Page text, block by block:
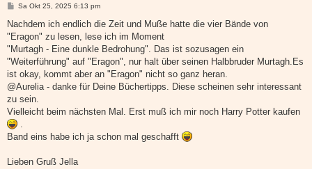
B
i
r
a
Sa Okt 25, 2025 6:13 pm
Nachdem ich endlich die Zeit und Muße hatte die vier Bände von
"Eragon" zu lesen, lese ich im Moment
"Murtagh - Eine dunkle Bedrohung". Das ist sozusagen ein
"Weiterführung" auf "Eragon", nur halt über seinen Halbbruder Murtagh.Es
ist okay, kommt aber an "Eragon" nicht so ganz heran.
@Aurelia - danke für Deine Büchertipps. Diese scheinen sehr interessant
zu sein.
Vielleicht beim nächsten Mal. Erst muß ich mir noch Harry Potter kaufen
Band eins habe ich ja schon mal geschafft
Lieben Gruß Jella